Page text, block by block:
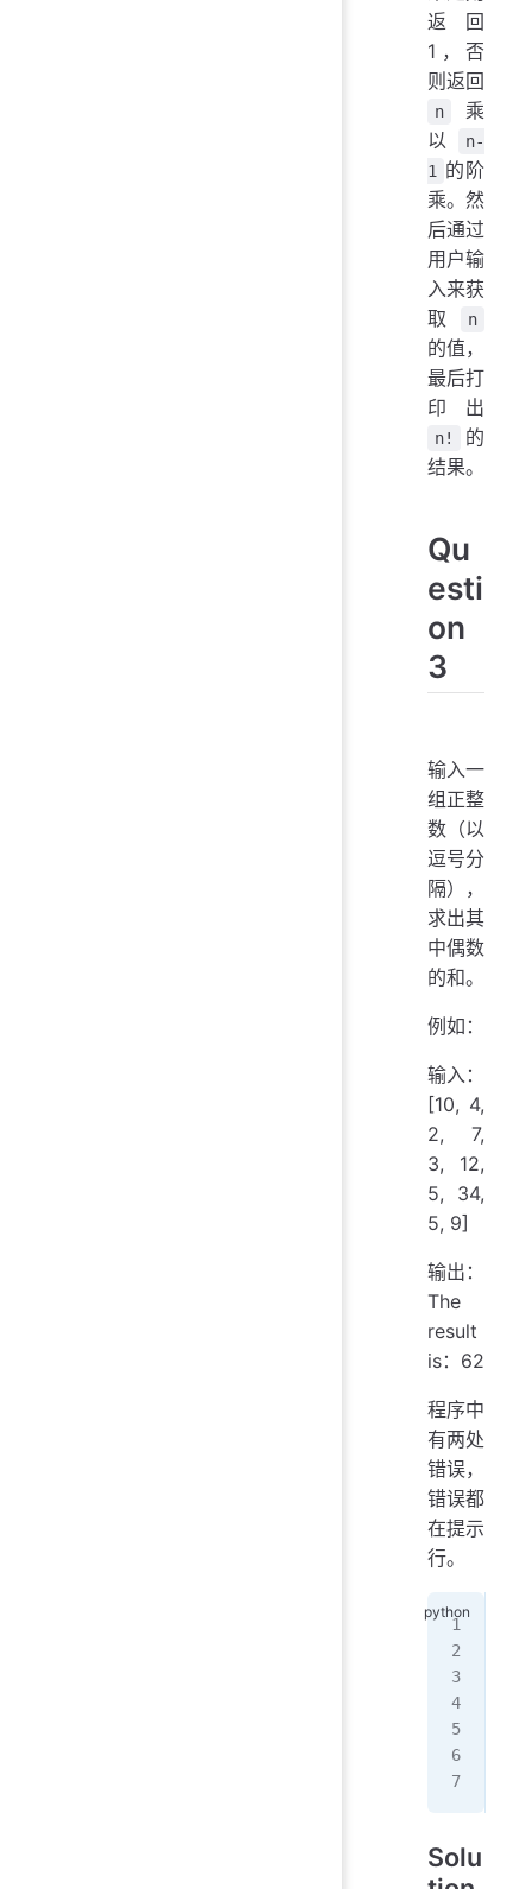
返回
1，否
则返回
n
乘
以
n-
1
的阶
乘。然
后通过
用户输
入来获
取
n
的值，
最后打
印出
n!
的
结果。
Qu
esti
on
3
输入一
组正整
数（以
逗号分
隔），
求出其
中偶数
的和。
例如：
输入：
[10, 4,
2, 7,
3, 12,
5, 34,
5, 9]
输出：
The
result
is：62
程序中
有两处
错误，
错误都
在提示
行。
Solu